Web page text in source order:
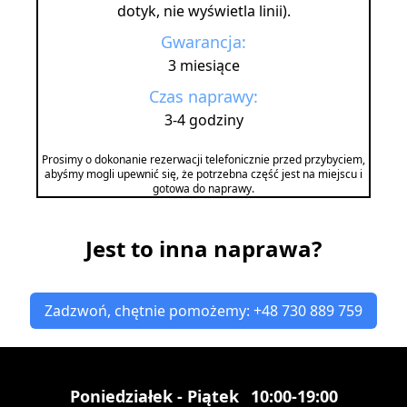
dotyk, nie wyświetla linii).
Gwarancja:
3 miesiące
Czas naprawy:
3-4 godziny
Prosimy o dokonanie rezerwacji telefonicznie przed przybyciem,
abyśmy mogli upewnić się, że potrzebna część jest na miejscu i
gotowa do naprawy.
Jest to inna naprawa?
Zadzwoń, chętnie pomożemy: +48 730 889 759
Poniedziałek - Piątek 10:00-19:00